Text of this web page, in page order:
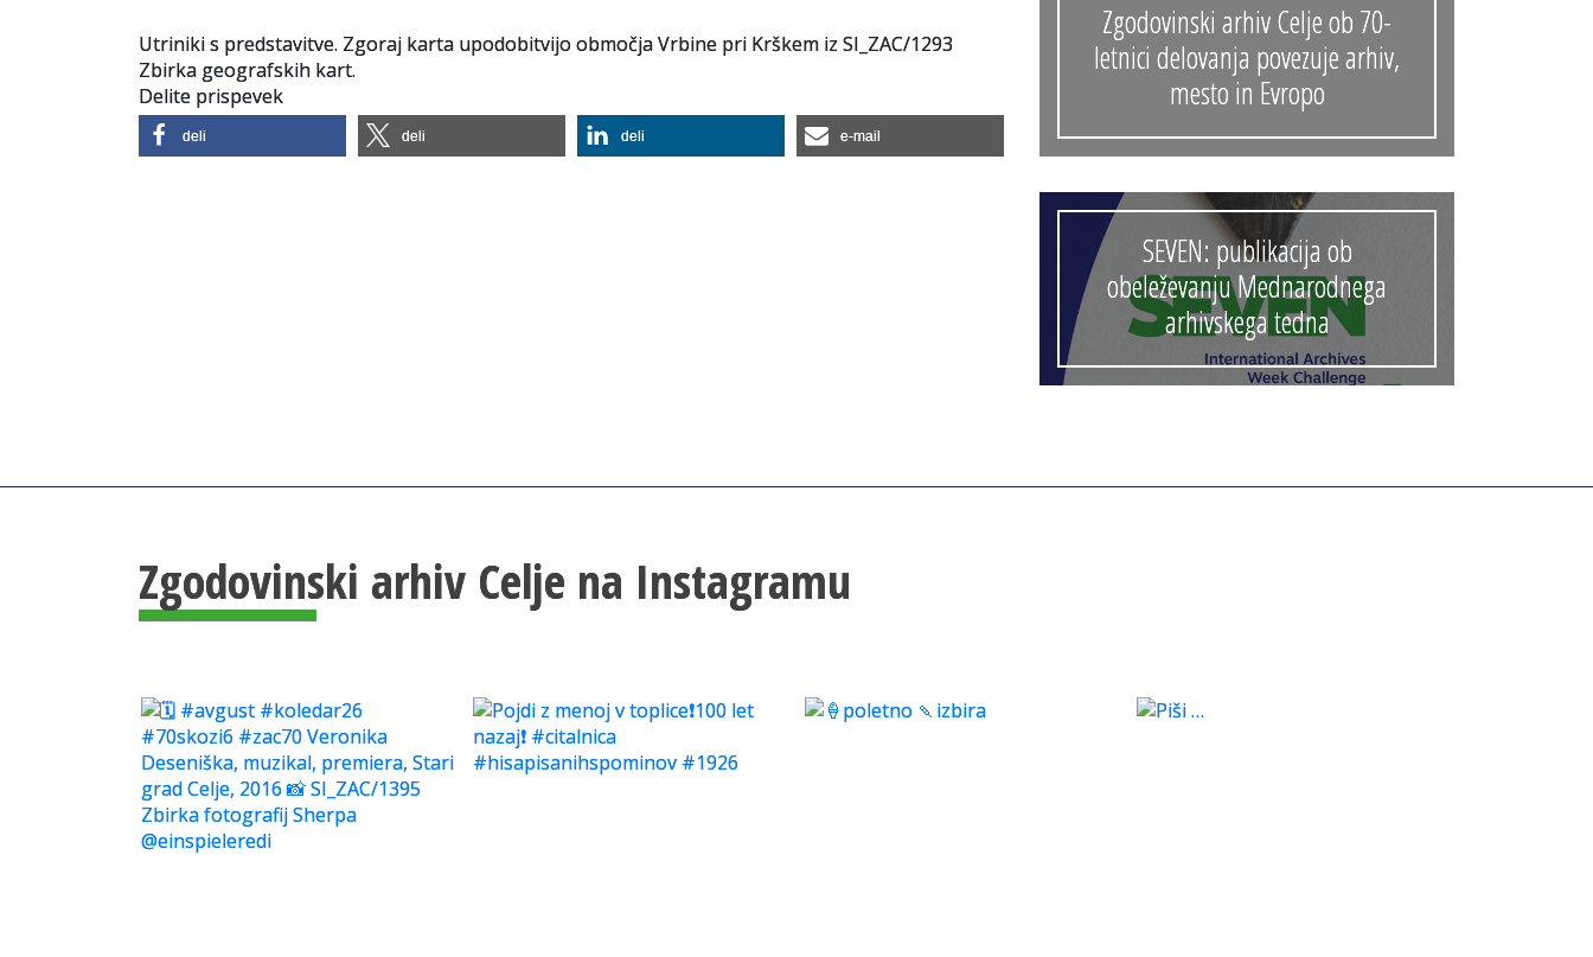
Utriniki s predstavitve. Zgoraj karta upodobitvijo območja Vrbine pri Krškem iz SI_ZAC/1293
Zbirka geografskih kart.
Delite prispevek
deli deli deli e-mail
Zgodovinski arhiv Celje ob 70-
letnici delovanja povezuje arhiv,
mesto in Evropo
SEVEN: publikacija ob
obeleževanju Mednarodnega
arhivskega tedna
Zgodovinski arhiv Celje na Instagramu